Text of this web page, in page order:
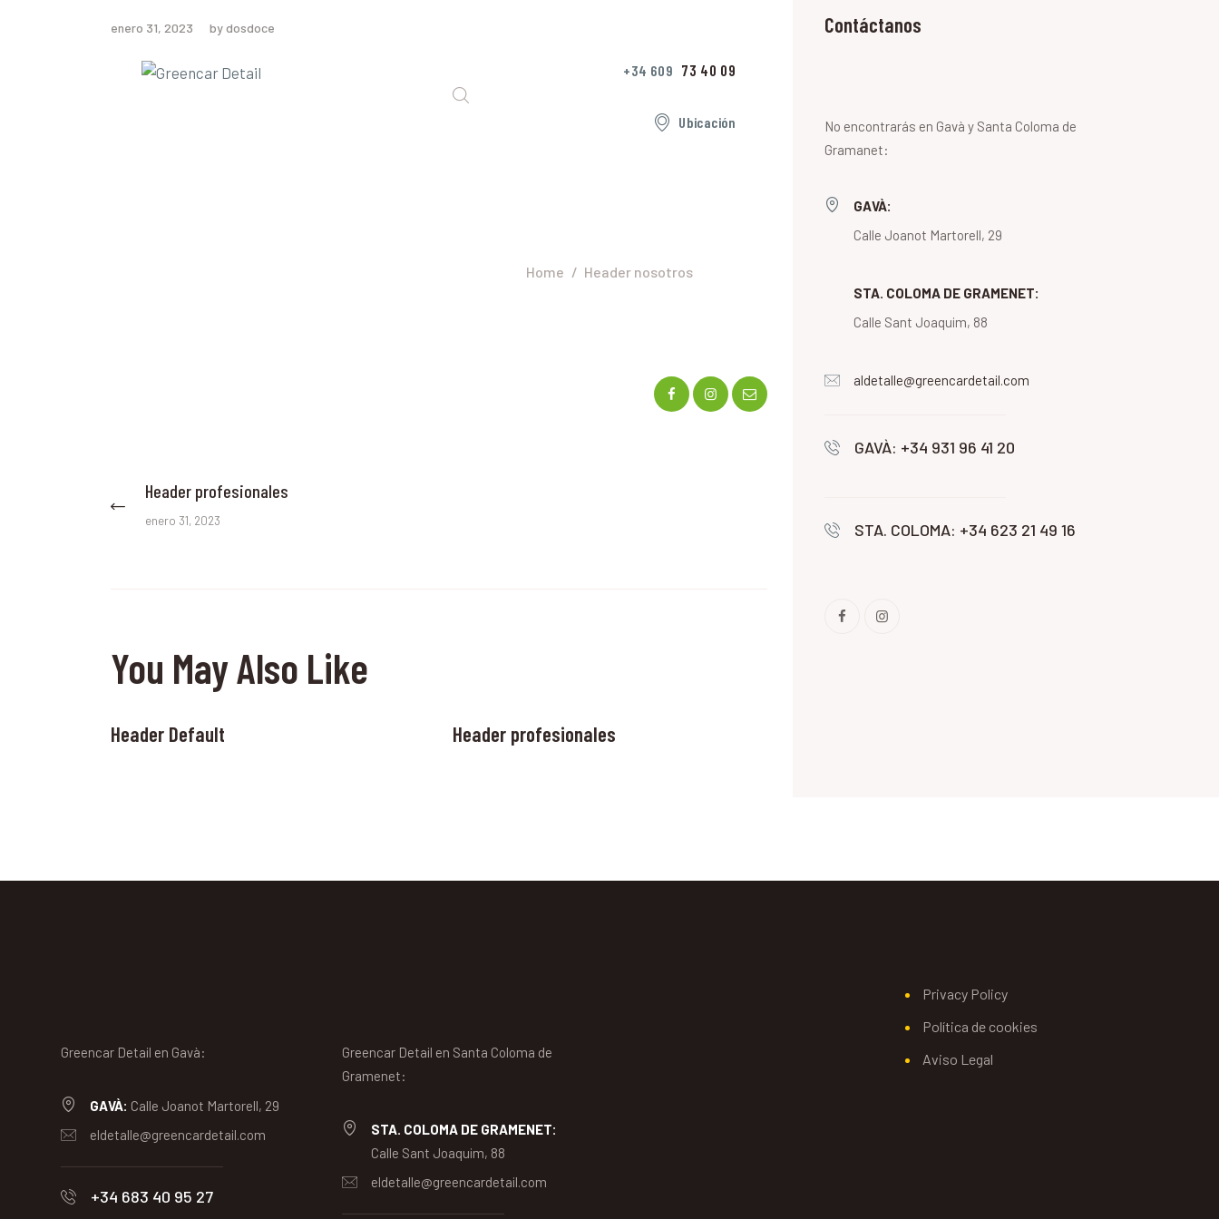
enero 31, 2023 by dosdoce
+34 609 73 40 09
Ubicación
Home Header nosotros
Navegación
de
Previous
post:
Header profesionales
enero 31, 2023
You May Also Like
Header Default Header profesionales
Contáctanos
No encontrarás en Gavà y Santa Coloma de
Gramanet:
GAVÀ:
Calle Joanot Martorell, 29
STA. COLOMA DE GRAMENET:
Calle Sant Joaquim, 88
aldetalle@greencardetail.com
GAVÀ: +34 931 96 41 20
STA. COLOMA: +34 623 21 49 16
Greencar Detail en Gavà:
GAVÀ: Calle Joanot Martorell, 29
eldetalle@greencardetail.com
+34 683 40 95 27
Greencar Detail en Santa Coloma de
Gramenet:
STA. COLOMA DE GRAMENET:
Calle Sant Joaquim, 88
eldetalle@greencardetail.com
Privacy Policy
Política de cookies
Aviso Legal